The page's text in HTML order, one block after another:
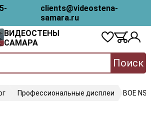
clients@videostena-
samara.ru
ВИДЕОСТЕНЫ
САМАРА
Поиск
Профессиональные дисплеи BOE